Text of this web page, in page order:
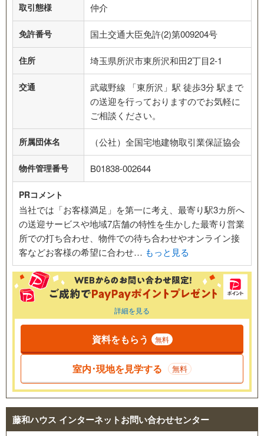
取引態様 仲介
免許番号 国土交通大臣免許(2)第009204号
住所 埼玉県所沢市東所沢和田2丁目2-1
交通
武蔵野線 「東所沢」駅 徒歩3分 駅まで
の送迎を行っておりますのでお気軽に
ご相談ください。
所属団体名 （公社）全国宅地建物取引業保証協会
物件管理番号 B01838-002644
PRコメント
当社では「お客様満足」を第一に考え、最寄り駅3カ所へ
の送迎サービスや地域7店舗の特性を生かした最寄り営業
所での打ち合わせ、物件での待ち合わせやオンライン接
客などお客様の希望に合わせ… もっと見る
詳細を見る
資料をもらう 無料
室内･現地を見学する 無料
藤和ハウス インターネットお問い合わせセンター